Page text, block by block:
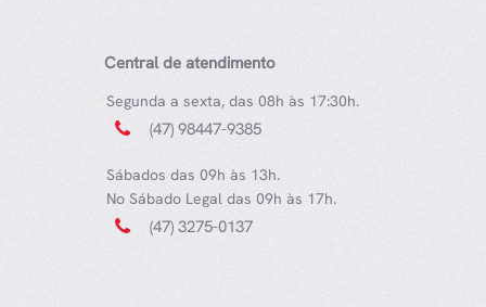
Central de atendimento
Segunda a sexta, das 08h às 17:30h.
(47) 98447-9385
Sábados das 09h às 13h.
No Sábado Legal das 09h às 17h.
(47) 3275-0137